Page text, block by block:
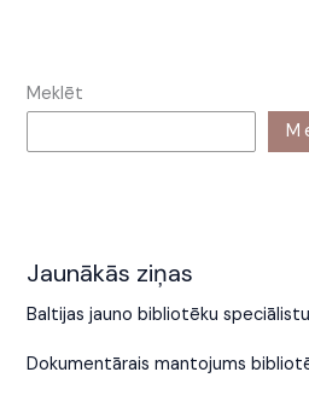
Meklēt
Jaunākās ziņas
Baltijas jauno bibliotēku
Dokumentārais mantojums